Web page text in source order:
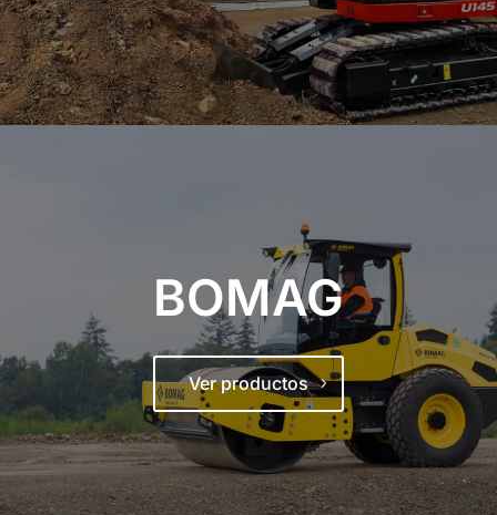
BOMAG
Ver productos